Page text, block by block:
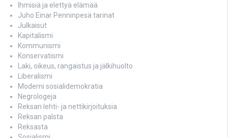
Ihmisiä ja elettyä elämää
Juho Einar Penninpesä tarinat
Julkaisut
Kapitalismi
Kommunismi
Konservatismi
Laki, oikeus, rangaistus ja jälkihuolto
Liberalismi
Moderni sosialidemokratia
Negrologeja
Reksan lehti- ja nettikirjoituksia
Reksan palsta
Reksasta